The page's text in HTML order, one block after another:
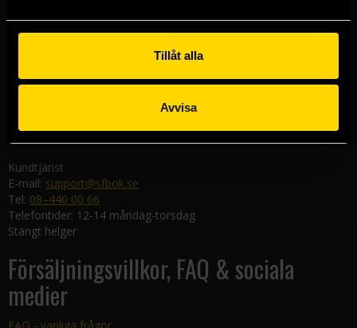
Tillåt alla
Avvisa
Malmöbutiken
582 19 Linköping
Kundtjänst
E-mail: support@sfbok.se
Tel: 08–440 00 66
Telefontider: 12-14 måndag-torsdag
Stängt helger
Försäljningsvillkor, FAQ & sociala
medier